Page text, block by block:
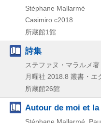
Stéphane Mallarmé
Casimiro c2018
所蔵館1館
詩集
ステファヌ・マラルメ
月曜社 2018.8 叢書・エ
所蔵館26館
Autour de moi et